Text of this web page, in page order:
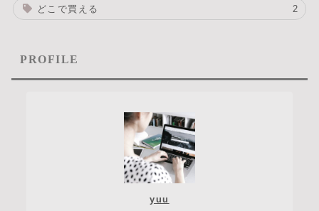
どこで買える 2
PROFILE
yuu